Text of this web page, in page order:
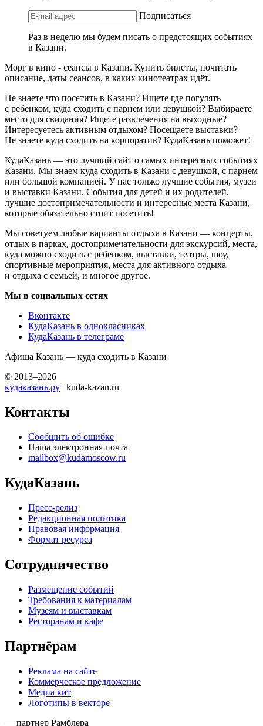
Подписаться
Раз в неделю мы будем писать о предстоящих событиях
в Казани.
Морг в кино - сеансы в Казани. Купить билеты, почитать
описание, даты сеансов, в каких кинотеатрах идёт.
Не знаете что посетить в Казани? Ищете где погулять
с ребенком, куда сходить с парнем или девушкой? Выбираете
место для свидания? Ищете развлечения на выходные?
Интересуетесь активным отдыхом? Посещаете выставки?
Не знаете куда сходить на корпоратив? КудаКазань поможет!
КудаКазань — это лучший сайт о самых интересных событиях
Казани. Мы знаем куда сходить в Казани с девушкой, с парнем
или большой компанией. У нас только лучшие события, музеи
и выставки Казани. События для детей и их родителей,
лучшие достопримечательности и интересные места Казани,
которые обязательно стоит посетить!
Мы советуем любые варианты отдыха в Казани — концерты,
отдых в парках, достопримечательности для экскурсий, места,
куда можно сходить с ребенком, выставки, театры, шоу,
спортивные мероприятия, места для активного отдыха
и отдыха с семьей, и многое другое.
Мы в социальных сетях
Вконтакте
КудаКазань в однокласниках
КудаКазань в телеграме
Афиша Казань — куда сходить в Казани
© 2013–2026
кудаказань.ру | kuda-kazan.ru
Контакты
Сообщить об ошибке
Наша электронная почта
mailbox@kudamoscow.ru
КудаКазань
Пресс-релиз
Редакционная политика
Правовая информация
Формат ресурса
Сотрудничество
Размещение событий
Требования к материалам
Музеям и выставкам
Ресторанам и кафе
Партнёрам
Реклама на сайте
Коммерческое предложение
Медиа кит
Логотипы в векторе
— партнер Рамблера